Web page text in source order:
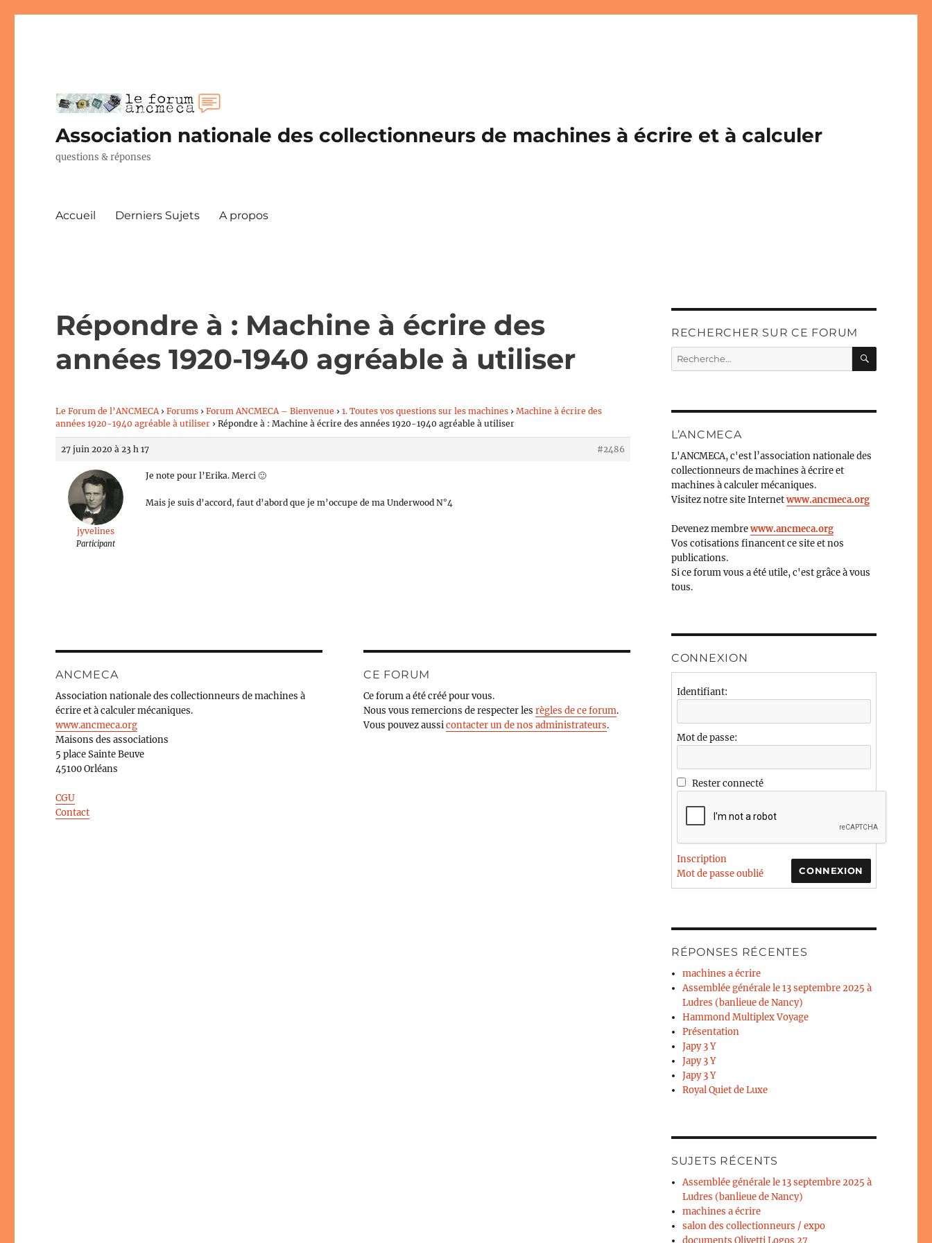
Association nationale des collectionneurs de machines à écrire et à calculer
questions & réponses
Accueil Derniers Sujets A propos
Répondre à : Machine à écrire des
années 1920-1940 agréable à utiliser
Le Forum de l’ANCMECA › Forums › Forum ANCMECA – Bienvenue › 1. Toutes vos questions sur les machines › Machine à écrire des
années 1920-1940 agréable à utiliser › Répondre à : Machine à écrire des années 1920-1940 agréable à utiliser
27 juin 2020 à 23 h 17 #2486
jyvelines
Participant
Je note pour l’Erika. Merci 🙂
Mais je suis d’accord, faut d’abord que je m’occupe de ma Underwood N°4
ANCMECA
Association nationale des collectionneurs de machines à
écrire et à calculer mécaniques.
www.ancmeca.org
Maisons des associations
5 place Sainte Beuve
45100 Orléans
CGU
Contact
CE FORUM
Ce forum a été créé pour vous.
Nous vous remercions de respecter lesrègles de ce forum.
Vous pouvez aussicontacter un de nos administrateurs.
RECHERCHER SUR CE FORUM
Recherche
pour :
L’ANCMECA
L'ANCMECA, c'est l’association nationale des
collectionneurs de machines à écrire et
machines à calculer mécaniques.
Visitez notre site Internetwww.ancmeca.org
Devenez membrewww.ancmeca.org
Vos cotisations financent ce site et nos
publications.
Si ce forum vous a été utile, c'est grâce à vous
tous.
CONNEXION
Identifiant:
Mot de passe:
Rester connecté
CONNEXION
Inscription
Mot de passe oublié
RÉPONSES RÉCENTES
machines a écrire
Assemblée générale le 13 septembre 2025 à
Ludres (banlieue de Nancy)
Hammond Multiplex Voyage
Présentation
Japy 3 Y
Japy 3 Y
Japy 3 Y
Royal Quiet de Luxe
SUJETS RÉCENTS
Assemblée générale le 13 septembre 2025 à
Ludres (banlieue de Nancy)
machines a écrire
salon des collectionneurs / expo
documents Olivetti Logos 27